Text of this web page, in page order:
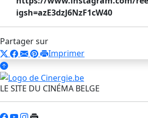
igsh=azE3dzJ6NzF1cW40
Partager sur
Imprimer
LE SITE DU CINÉMA BELGE